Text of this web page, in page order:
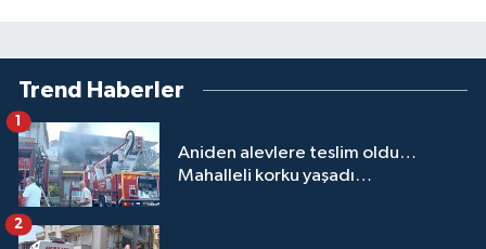
Trend Haberler
Aniden alevlere teslim oldu…
Mahalleli korku yaşadı…
1
2